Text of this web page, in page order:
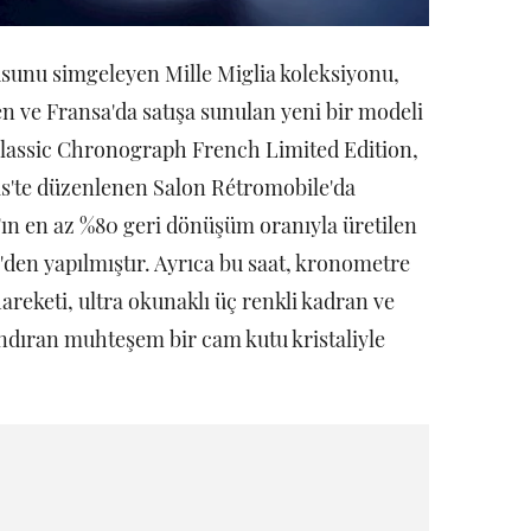
simgeleyen Mille Miglia koleksiyonu,
ve Fransa'da satışa sunulan yeni bir modeli
Chronograph French Limited Edition,
düzenlenen Salon Rétromobile'da
en az %80 geri dönüşüm oranıyla üretilen
yapılmıştır. Ayrıca bu saat, kronometre
ultra okunaklı üç renkli kadran ve
muhteşem bir cam kutu kristaliyle